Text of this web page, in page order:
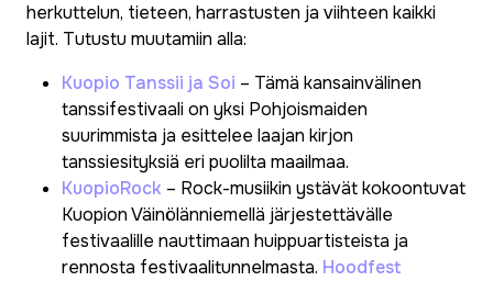
herkuttelun, tieteen, harrastusten ja viihteen kaikki
lajit. Tutustu muutamiin alla:
Kuopio Tanssii ja Soi – Tämä kansainvälinen
tanssifestivaali on yksi Pohjoismaiden
suurimmista ja esittelee laajan kirjon
tanssiesityksiä eri puolilta maailmaa.
KuopioRock – Rock-musiikin ystävät kokoontuvat
Kuopion Väinölänniemellä järjestettävälle
festivaalille nauttimaan huippuartisteista ja
rennosta festivaalitunnelmasta. Hoodfest